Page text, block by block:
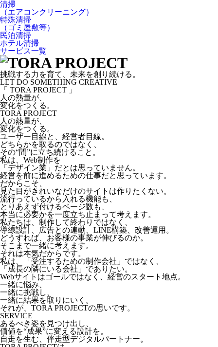
清掃
（エアコンクリーニング）
特殊清掃
（ゴミ屋敷等）
民泊清掃
ホテル清掃
サービス一覧
挑戦する力を育て、未来を創り続ける。
LET DO SOMETHING CREATIVE
「 TORA PROJECT 」
人の熱量が、
変化をつくる。
TORA PROJECT
人の熱量が、
変化をつくる。
ユーザー目線と、経営者目線。
どちらかを取るのではなく、
その“間”に立ち続けること。
私は、Web制作を
「デザイン業」だとは思っていません。
経営を前に進めるための仕事だと思っています。
だからこそ、
見た目がきれいなだけのサイトは作りたくない。
流行っているから入れる機能も、
とりあえず付けるページ数も、
本当に必要かを一度立ち止まって考えます。
私たちは、制作して終わりではなく、
導線設計、広告との連動、LINE構築、改善運用。
どうすれば、お客様の事業が伸びるのか。
そこまで一緒に考えます。
それは本気だからです。
私は、「受注するための制作会社」ではなく、
「成長の隣にいる会社」でありたい。
Webサイトはゴールではなく、経営のスタート地点。
一緒に悩み、
一緒に挑戦し、
一緒に結果を取りにいく。
それが、TORA PROJECTの思いです。
SERVICE
あるべき姿を見つけ出し、
価値を“成果”に変える設計を。
自走を生む、伴走型デジタルパートナー。